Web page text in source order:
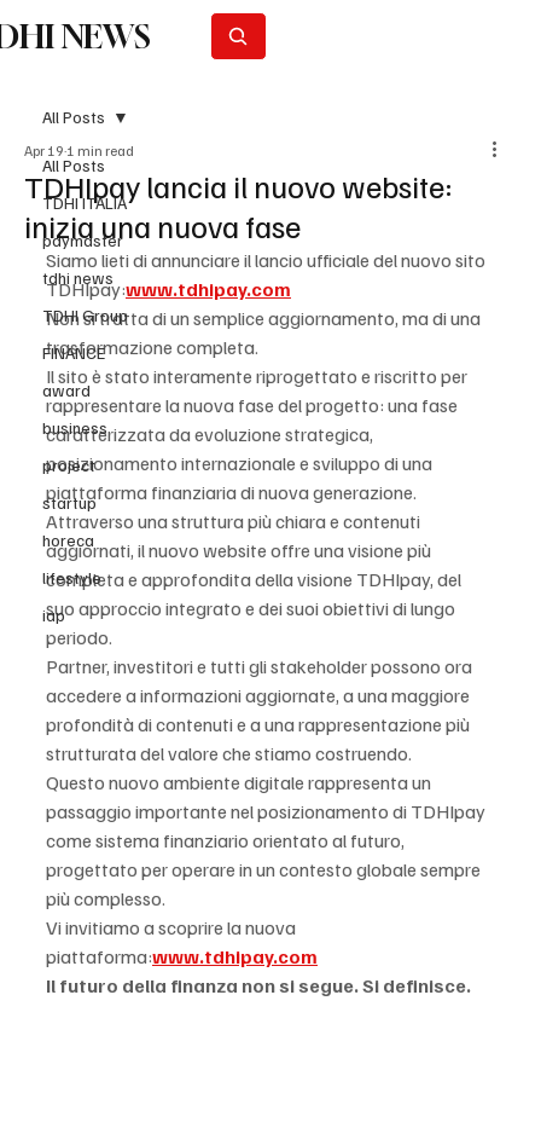
NEWS
All Posts
TDHI ITALIA
paymaster
tdhi news
TDHI Group
FINANCE
award
business
project
startup
horeca
lifestyle
iap
All Posts
TDHIpay lancia il nuovo website:
inizia una nuova fase
Apr 19 1 min read
Siamo lieti di annunciare il lancio ufficiale del nuovo sito
TDHIpay:www.tdhipay.com
Non si tratta di un semplice aggiornamento, ma di una
trasformazione completa.
Il sito è stato interamente riprogettato e riscritto per
rappresentare la nuova fase del progetto: una fase
caratterizzata da evoluzione strategica,
posizionamento internazionale e sviluppo di una
piattaforma finanziaria di nuova generazione.
Attraverso una struttura più chiara e contenuti
aggiornati, il nuovo website offre una visione più
completa e approfondita della visione TDHIpay, del
suo approccio integrato e dei suoi obiettivi di lungo
periodo.
Partner, investitori e tutti gli stakeholder possono ora
accedere a informazioni aggiornate, a una maggiore
profondità di contenuti e a una rappresentazione più
strutturata del valore che stiamo costruendo.
Questo nuovo ambiente digitale rappresenta un
passaggio importante nel posizionamento di TDHIpay
come sistema finanziario orientato al futuro,
progettato per operare in un contesto globale sempre
più complesso.
Vi invitiamo a scoprire la nuova
piattaforma:www.tdhipay.com
Il futuro della finanza non si segue. Si definisce.